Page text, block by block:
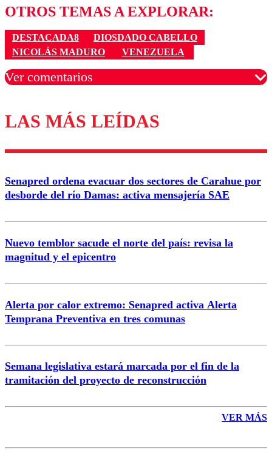
OTROS TEMAS A EXPLORAR:
DESTACADA8
DIOSDADO CABELLO
NICOLÁS MADURO
VENEZUELA
Ver comentarios
Los comentarios son moderados para garantizar un
diálogo respetuoso.
Correo
LAS MÁS LEÍDAS
Senapred ordena evacuar dos sectores de Carahue por
desborde del río Damas: activa mensajería SAE
Nuevo temblor sacude el norte del país: revisa la
magnitud y el epicentro
Alerta por calor extremo: Senapred activa Alerta
Temprana Preventiva en tres comunas
Semana legislativa estará marcada por el fin de la
tramitación del proyecto de reconstrucción
VER MÁS